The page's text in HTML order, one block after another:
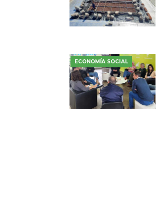
ECONOMÍA SOCIAL